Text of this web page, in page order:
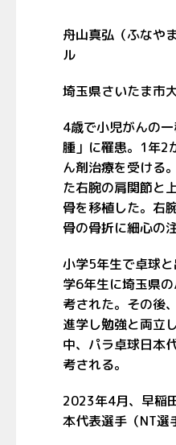
舟山真弘（ふなや
ル
埼玉県さいたま市
4歳で小児がんの
腫」に罹患。1年2
ん剤治療を受ける
た右腕の肩関節と
骨を移植した。右
骨の骨折に細心の
小学5年生で卓球
学6年生に埼玉県
考された。その後
進学し勉強と両立
中、パラ卓球日本
考される。
2023年4月、早稲
本代表選手（NT選